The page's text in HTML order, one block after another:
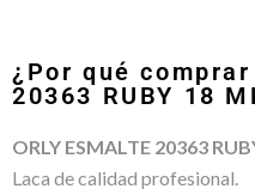
¿Por qué comprar
20363 RUBY 18
ORLY ESMALTE 20363
Laca de calidad profesional.